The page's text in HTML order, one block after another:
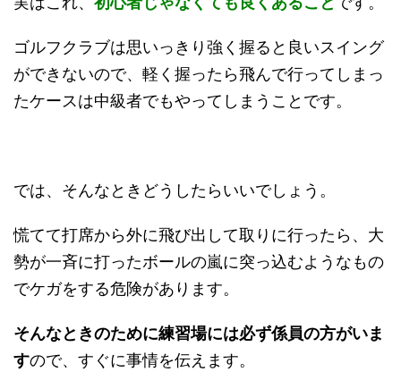
ゴルフクラブは思いっきり強く握ると良いスイング
ができないので、軽く握ったら飛んで行ってしまっ
たケースは中級者でもやってしまうことです。
では、そんなときどうしたらいいでしょう。
慌てて打席から外に飛び出して取りに行ったら、大
勢が一斉に打ったボールの嵐に突っ込むようなもの
でケガをする危険があります。
そんなときのために練習場には必ず係員の方がいま
すので、すぐに事情を伝えます。